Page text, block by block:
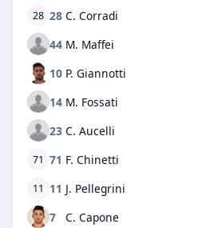
28 28 C. Corradi
44 M. Maffei
10 P. Giannotti
14 M. Fossati
23 C. Aucelli
71 71 F. Chinetti
11 11 J. Pellegrini
7
C. Capone